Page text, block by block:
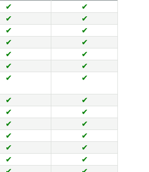
✔
✔
✔
✔
✔
✔
✔
✔
✔
✔
✔
✔
✔ ✔
✔
✔
✔
✔
✔
✔
✔
✔
✔
✔
✔
✔